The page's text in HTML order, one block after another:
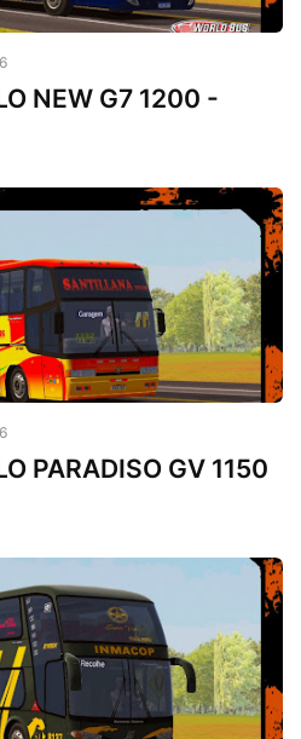
NEW G7 1200 -
PARADISO GV 1150